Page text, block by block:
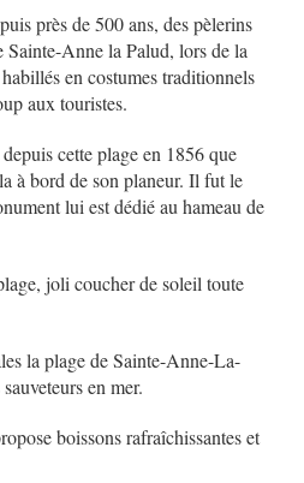
près de 500 ans, des pèlerins
Anne la Palud, lors de la
en costumes traditionnels
aux touristes.
cette plage en 1856 que
à bord de son planeur. Il fut le
lui est dédié au hameau de
joli coucher de soleil toute
la plage de Sainte-Anne-La-
en mer.
boissons rafraîchissantes et